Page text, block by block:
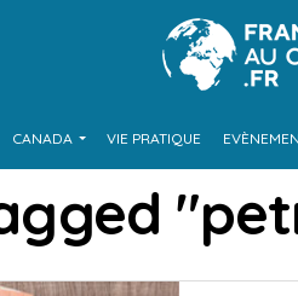
CANADA VIE PRATIQUE